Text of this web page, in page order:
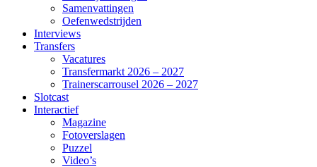
Samenvattingen
Oefenwedstrijden
Interviews
Transfers
Vacatures
Transfermarkt 2026 – 2027
Trainerscarrousel 2026 – 2027
Slotcast
Interactief
Magazine
Fotoverslagen
Puzzel
Video’s